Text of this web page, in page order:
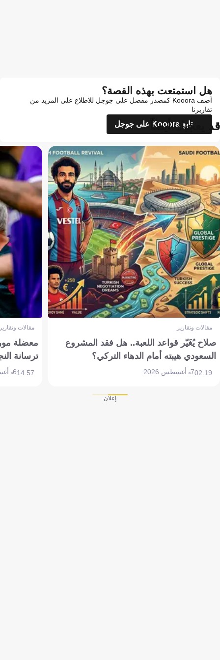
هل استمتعت بهذه القصة؟
أضف Kooora كمصدر مفضل على جوجل للاطلاع على المزيد من
تقاريرنا
تابع Kooora على جوجل
قد يعجبك أيضاً
مقالات وتقارير
صلاح يُغَيّر قواعد اللعبة.. هل فقد المشروع
السعودي هيبته أمام الدهاء التركي؟
02:197 أغسطس 2026
مقالات
معضلة
ترسانة
14:576 أغسطس 2026
إعلان